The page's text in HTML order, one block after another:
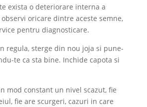
exista o deteriorare interna a
oricare dintre aceste semne,
pentru diagnosticare.
regula, sterge din nou joja si pune-
te ca sta bine. Inchide capota si
mod constant un nivel scazut, fie
fie are scurgeri, cazuri in care